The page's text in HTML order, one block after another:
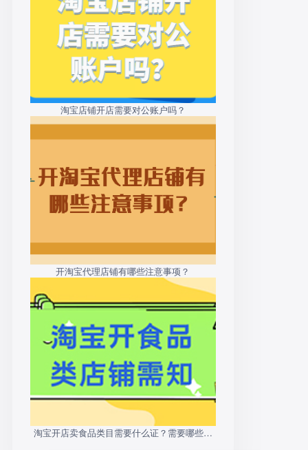
淘宝店铺开店需要对公账户吗？
开淘宝代理店铺有哪些注意事项？
淘宝开店卖食品类目需要什么证？需要哪些条